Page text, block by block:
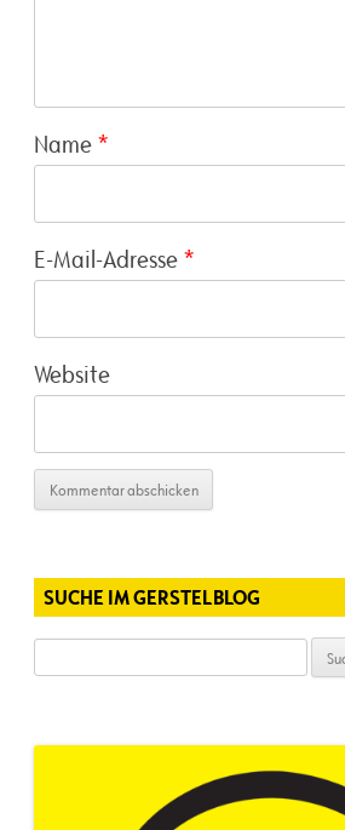
Name *
E-Mail-Adresse *
Website
SUCHE IM GERSTELBLOG